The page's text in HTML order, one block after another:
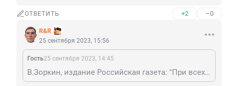
ОТВЕТИТЬ +2 –0
R&R
25 сентября 2023, 15:56
Гость25 сентября 2023, 14:45
В.Зоркин, издание Российская газета: "При всех издержках крепостничества именно оно было главной скрепой, удерживающей внутреннее единство нации".